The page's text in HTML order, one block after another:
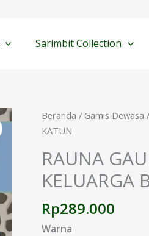
Sarimbit Collection
Beranda / Gamis Dewasa
KATUN
RAUNA
KELUARGA
Rp289.000
Warna
Kuantitas
RAUNA
DENIM
SARIMBIT
KELUARGA
BAHAN
KATUN